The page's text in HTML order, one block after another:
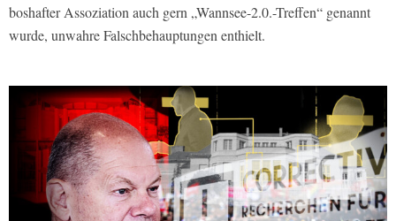
boshafter Assoziation auch gern „Wannsee-2.0.-Treffen“ genannt
wurde, unwahre Falschbehauptungen enthielt.